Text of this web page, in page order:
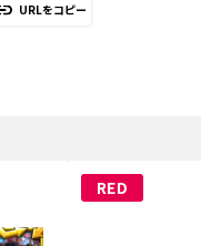
URLをコピー
RED